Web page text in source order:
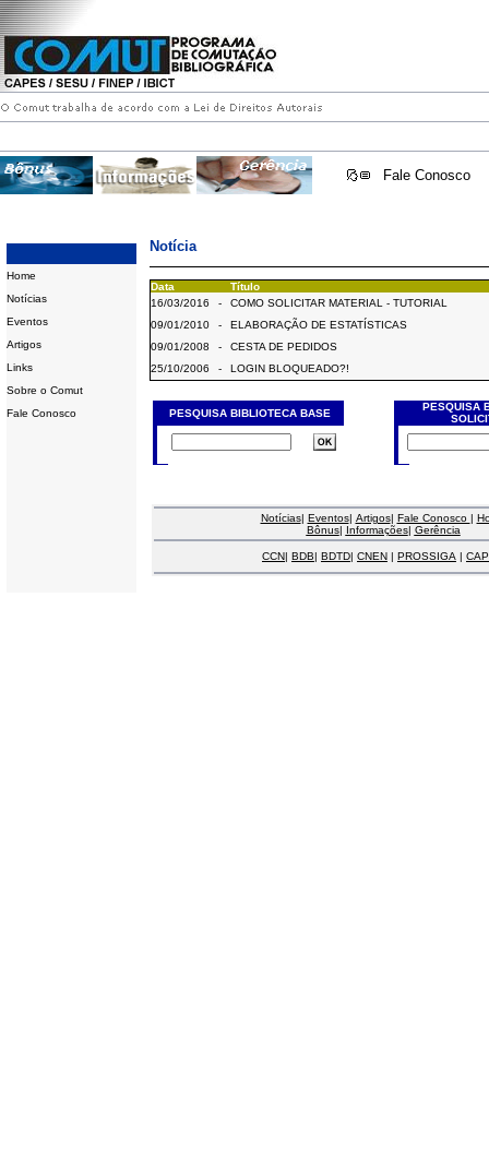
Fale Conosco
Home
Notícias
Eventos
Artigos
Links
Sobre o Comut
Fale Conosco
Notícia
Data
Título
16/03/2016
-
COMO SOLICITAR MATERIAL - TUTORIAL
09/01/2010
-
ELABORAÇÃO DE ESTATÍSTICAS
09/01/2008
-
CESTA DE PEDIDOS
25/10/2006
- LOGIN BLOQUEADO?!
PESQUISA BIBLIOTECA BASE
PESQUISA
Notícias| Eventos| Artigos| Fale Conosco |
Bônus| Informações| Gerência
CCN| BDB| BDTD| CNEN | PROSSIGA |